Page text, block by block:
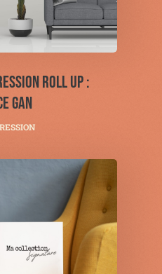
ROLL UP :
GAN